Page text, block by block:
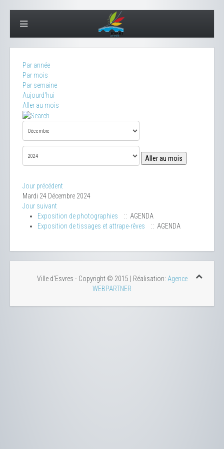
Par année
Par mois
Par semaine
Aujourd'hui
Aller au mois
Aller au mois
Jour précédent
Mardi 24 Décembre 2024
Jour suivant
Exposition de photographies
:: AGENDA
Exposition de tissages et attrape-rêves
:: AGENDA
Ville d'Esvres - Copyright © 2015 | Réalisation: Agence
WEBPARTNER